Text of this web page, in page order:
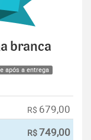
branca
após a entrega
R$ 679,00
R$749,00